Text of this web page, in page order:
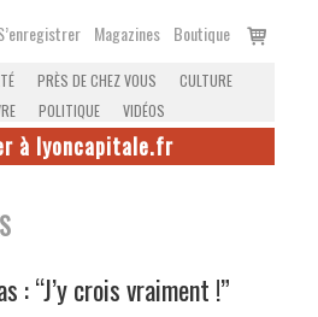
Magazines Boutique
Voir
PRÈS DE CHEZ VOUS
CULTURE
POLITIQUE VIDÉOS
à lyoncapitale.fr
: “J’y crois vraiment !”